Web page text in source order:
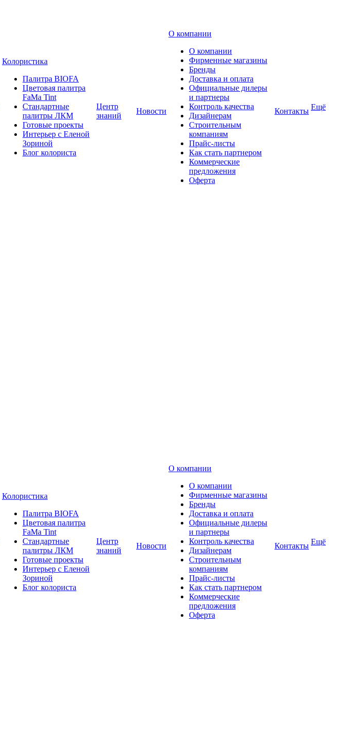
Колористика
Палитра BIOFA
Цветовая палитра
FaMa Tint
Стандартные
палитры ЛКМ
Готовые проекты
Интерьер с Еленой
Зориной
Блог колориста
Центр
знаний
Новости
О компании
О компании
Фирменные магазины
Бренды
Доставка и оплата
Официальные дилеры
и партнеры
Контроль качества
Дизайнерам
Строительным
компаниям
Прайс-листы
Как стать партнером
Коммерческие
предложения
Оферта
Контакты Ещё
Колористика
Палитра BIOFA
Цветовая палитра
FaMa Tint
Стандартные
палитры ЛКМ
Готовые проекты
Интерьер с Еленой
Зориной
Блог колориста
Центр
знаний
Новости
О компании
О компании
Фирменные магазины
Бренды
Доставка и оплата
Официальные дилеры
и партнеры
Контроль качества
Дизайнерам
Строительным
компаниям
Прайс-листы
Как стать партнером
Коммерческие
предложения
Оферта
Контакты Ещё